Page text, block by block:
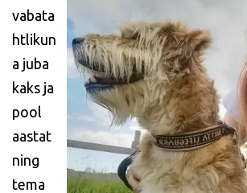
vabata
htlikun
a juba
kaks ja
pool
aastat
ning
tema